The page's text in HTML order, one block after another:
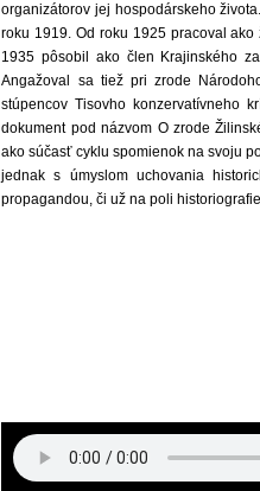
organizátorov jej hospodárskeho
roku 1919. Od roku 1925 pracoval
1935 pôsobil ako člen Krajinského
Angažoval sa tiež pri zrode
stúpencov Tisovho konzervatívneho
dokument pod názvom O zrode
ako súčasť cyklu spomienok na svoju
jednak s úmyslom uchovania
propagandou, či už na poli